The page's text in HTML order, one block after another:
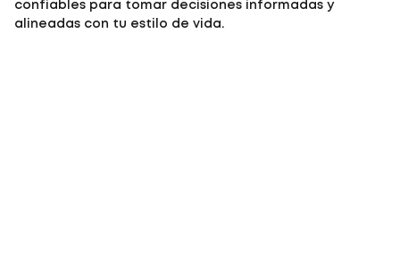
confiables para tomar decisiones informadas y
alineadas con tu estilo de vida.